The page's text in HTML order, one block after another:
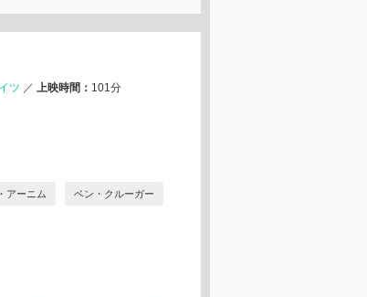
ツ ／ 上映時間： 101分
アーニム ベン・クルーガー